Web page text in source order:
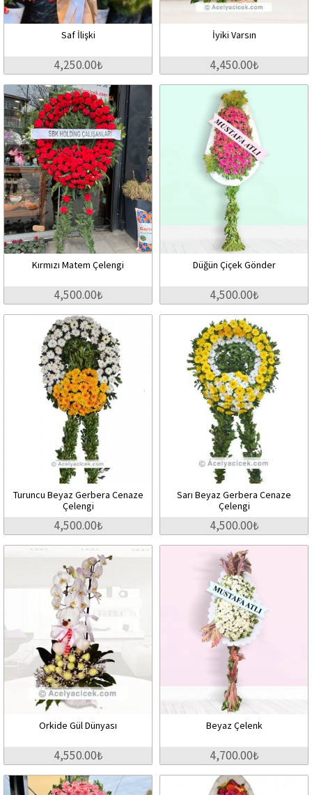
Saf İlişki
4,250.00₺
İyiki Varsın
4,450.00₺
Kırmızı Matem Çelengi
4,500.00₺
Düğün Çiçek Gönder
4,500.00₺
Turuncu Beyaz Gerbera Cenaze
Çelengi
4,500.00₺
Sarı Beyaz Gerbera Cenaze
Çelengi
4,500.00₺
Orkide Gül Dünyası
4,550.00₺
Beyaz Çelenk
4,700.00₺